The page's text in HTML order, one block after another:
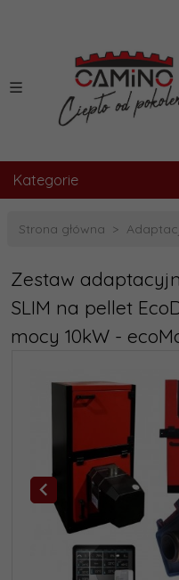
Kategorie
Strona główna
Zestaw
SLIM na pellet
mocy 10kW -